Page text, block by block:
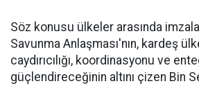
Söz konusu ülkeler arasında
Savunma Anlaşması'nın, kardeş
caydırıcılığı, koordinasyonu ve
güçlendireceğinin altını çizen Bin